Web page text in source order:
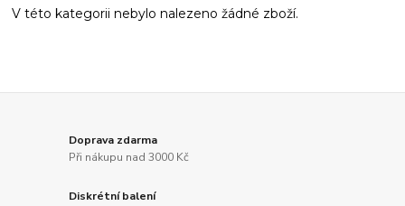
V této kategorii nebylo nalezeno žádné zboží.
Doprava zdarma
Při nákupu nad 3000 Kč
Diskrétní balení